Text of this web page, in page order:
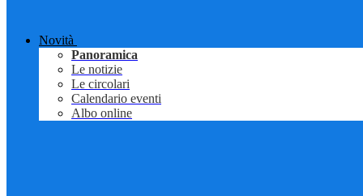
Novità
Panoramica
Le notizie
Le circolari
Calendario eventi
Albo online